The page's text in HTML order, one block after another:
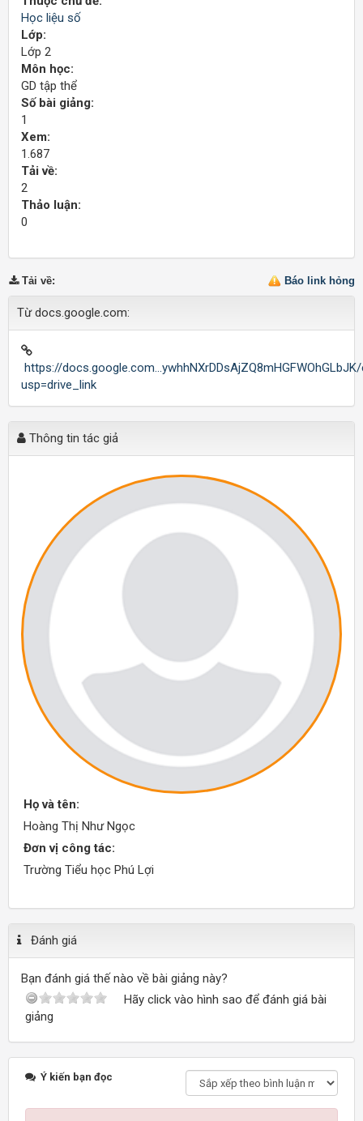
Học liệu số
Lớp:
Lớp 2
Môn học:
GD tập thể
Số bài giảng:
1
Xem:
1.687
Tải về:
2
Thảo luận:
0
Báo link hỏng
Tải về:
Từ docs.google.com:
https://
usp=drive_link
Thông tin tác giả
Họ và tên:
Hoàng Thị Như Ngọc
Đơn vị công tác:
Trường Tiểu học Phú Lợi
Đánh giá
Bạn đánh giá thế nào về bài giảng này?
Hãy click vào hình sao để đánh giá bài
giảng
Ý kiến bạn đọc